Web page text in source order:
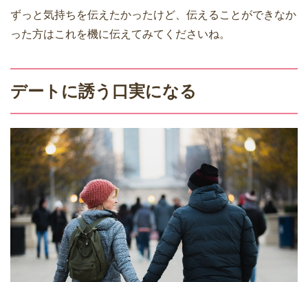
ずっと気持ちを伝えたかったけど、伝えることができなか
った方はこれを機に伝えてみてくださいね。
デートに誘う口実になる